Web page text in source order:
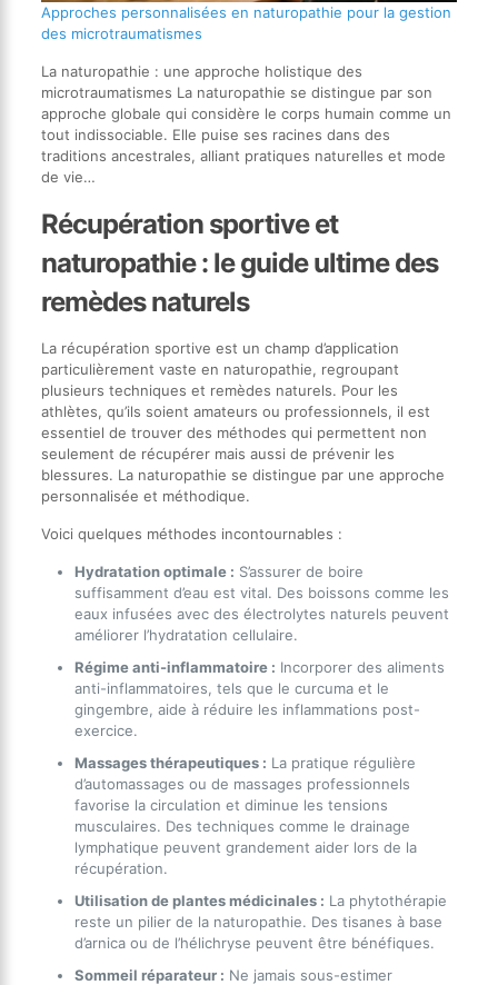
Approches personnalisées en naturopathie pour la gestion
des microtraumatismes
La naturopathie : une approche holistique des
microtraumatismes La naturopathie se distingue par son
approche globale qui considère le corps humain comme un
tout indissociable. Elle puise ses racines dans des
traditions ancestrales, alliant pratiques naturelles et mode
de vie…
Récupération sportive et
naturopathie : le guide ultime des
remèdes naturels
La récupération sportive est un champ d’application
particulièrement vaste en naturopathie, regroupant
plusieurs techniques et remèdes naturels. Pour les
athlètes, qu’ils soient amateurs ou professionnels, il est
essentiel de trouver des méthodes qui permettent non
seulement de récupérer mais aussi de prévenir les
blessures. La naturopathie se distingue par une approche
personnalisée et méthodique.
Voici quelques méthodes incontournables :
Hydratation optimale : S’assurer de boire
suffisamment d’eau est vital. Des boissons comme les
eaux infusées avec des électrolytes naturels peuvent
améliorer l’hydratation cellulaire.
Régime anti-inflammatoire : Incorporer des aliments
anti-inflammatoires, tels que le curcuma et le
gingembre, aide à réduire les inflammations post-
exercice.
Massages thérapeutiques : La pratique régulière
d’automassages ou de massages professionnels
favorise la circulation et diminue les tensions
musculaires. Des techniques comme le drainage
lymphatique peuvent grandement aider lors de la
récupération.
Utilisation de plantes médicinales : La phytothérapie
reste un pilier de la naturopathie. Des tisanes à base
d’arnica ou de l’hélichryse peuvent être bénéfiques.
Sommeil réparateur : Ne jamais sous-estimer